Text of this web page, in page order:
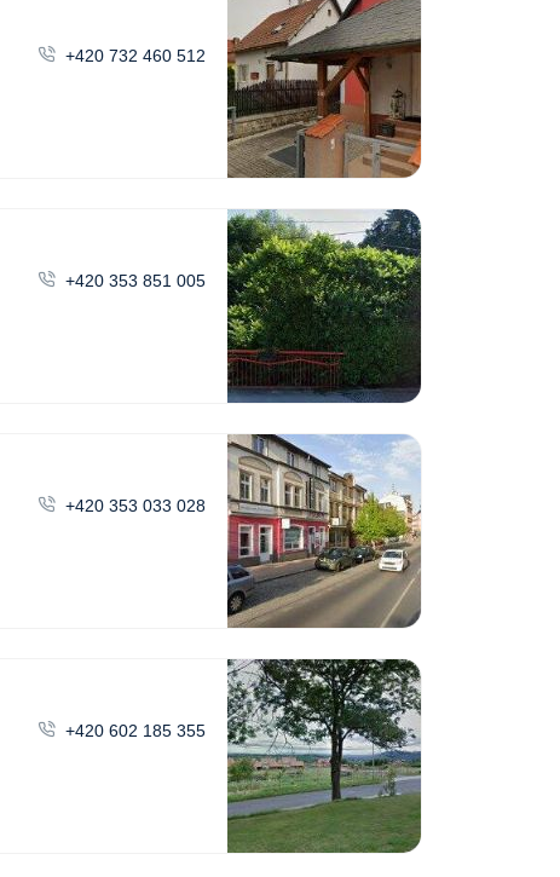
+420 732 460 512
+420 353 851 005
+420 353 033 028
+420 602 185 355